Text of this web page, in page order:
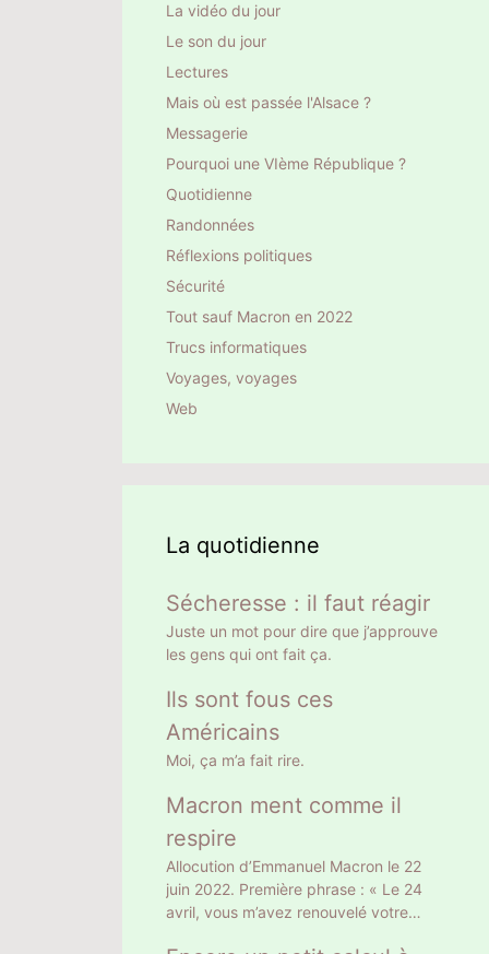
La vidéo du jour
Le son du jour
Lectures
Mais où est passée l'Alsace ?
Messagerie
Pourquoi une VIème République ?
Quotidienne
Randonnées
Réflexions politiques
Sécurité
Tout sauf Macron en 2022
Trucs informatiques
Voyages, voyages
Web
La quotidienne
Sécheresse : il faut réagir
Juste un mot pour dire que j’approuve
les gens qui ont fait ça.
Ils sont fous ces
Américains
Moi, ça m’a fait rire.
Macron ment comme il
respire
Allocution d’Emmanuel Macron le 22
juin 2022. Première phrase : « Le 24
avril, vous m’avez renouvelé votre